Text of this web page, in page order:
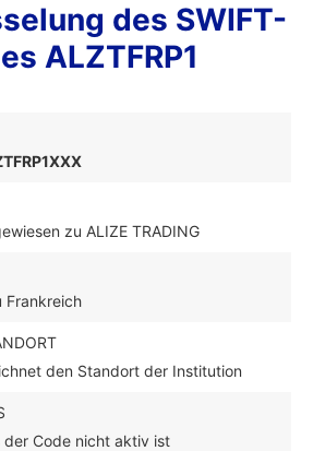
des SWIFT-
ALZTFRP1
zu ALIZE TRADING
Frankreich
den Standort der Institution
Code nicht aktiv ist